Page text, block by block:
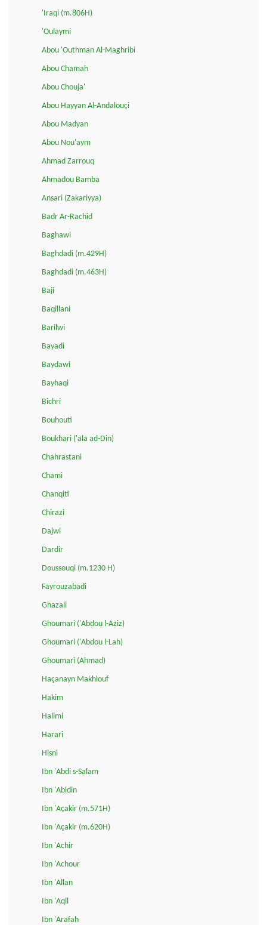
'Iraqi (m.806H)
'Oulaymi
Abou 'Outhman Al-Maghribi
Abou Chamah
Abou Chouja'
Abou Hayyan Al-Andalouçi
Abou Madyan
Abou Nou'aym
Ahmad Zarrouq
Ahmadou Bamba
Ansari (Zakariyya)
Badr Ar-Rachid
Baghawi
Baghdadi (m.429H)
Baghdadi (m.463H)
Baji
Baqillani
Barilwi
Bayadi
Baydawi
Bayhaqi
Bichri
Bouhouti
Boukhari ('ala ad-Din)
Chahrastani
Chami
Chanqiti
Chirazi
Dajwi
Dardir
Doussouqi (m.1230 H)
Fayrouzabadi
Ghazali
Ghoumari ('Abdou l-Aziz)
Ghoumari ('Abdou l-Lah)
Ghoumari (Ahmad)
Haçanayn Makhlouf
Hakim
Halimi
Harari
Hisni
Ibn 'Abdi s-Salam
Ibn 'Abidin
Ibn 'Açakir (m.571H)
Ibn 'Açakir (m.620H)
Ibn 'Achir
Ibn 'Achour
Ibn 'Allan
Ibn 'Aqil
Ibn 'Arafah